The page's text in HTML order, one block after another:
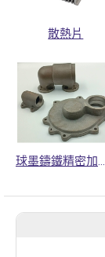
散熱片
球墨鑄鐵精密加工零件